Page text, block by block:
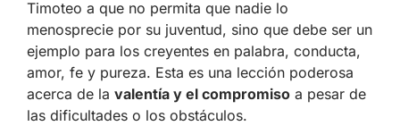
Timoteo a que no permita que nadie lo
menosprecie por su juventud, sino que debe ser un
ejemplo para los creyentes en palabra, conducta,
amor, fe y pureza. Esta es una lección poderosa
acerca de la valentía y el compromiso a pesar de
las dificultades o los obstáculos.